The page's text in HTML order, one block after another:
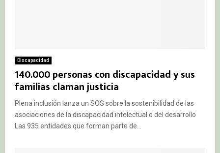
Discapacidad
140.000 personas con discapacidad y sus
familias claman justicia
Plena inclusión lanza un SOS sobre la sostenibilidad de las
asociaciones de la discapacidad intelectual o del desarrollo
Las 935 entidades que forman parte de...